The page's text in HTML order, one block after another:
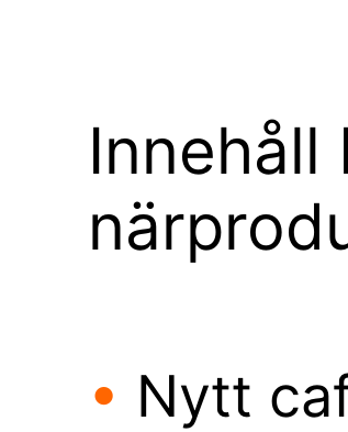
Innehåll
• Nytt